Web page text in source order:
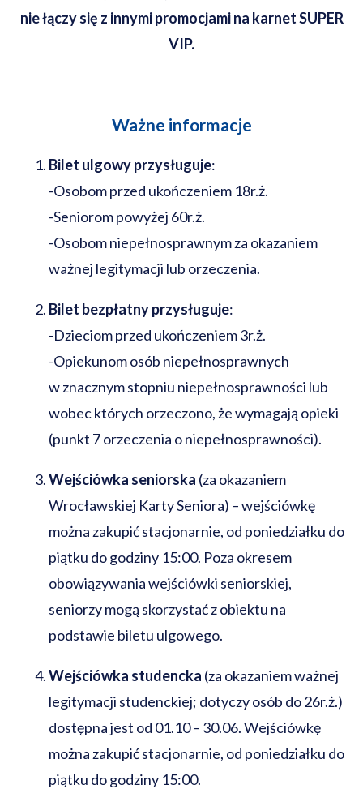
nie łączy się z innymi promocjami na karnet SUPER
VIP.
Ważne informacje
Bilet ulgowy przysługuje:
-Osobom przed ukończeniem 18r.ż.
-Seniorom powyżej 60r.ż.
-Osobom niepełnosprawnym za okazaniem
ważnej legitymacji lub orzeczenia.
Bilet bezpłatny przysługuje:
-Dzieciom przed ukończeniem 3r.ż.
-Opiekunom osób niepełnosprawnych
w znacznym stopniu niepełnosprawności lub
wobec których orzeczono, że wymagają opieki
(punkt 7 orzeczenia o niepełnosprawności).
Wejściówka seniorska (za okazaniem
Wrocławskiej Karty Seniora) – wejściówkę
można zakupić stacjonarnie, od poniedziałku do
piątku do godziny 15:00. Poza okresem
obowiązywania wejściówki seniorskiej,
seniorzy mogą skorzystać z obiektu na
podstawie biletu ulgowego.
Wejściówka studencka (za okazaniem ważnej
legitymacji studenckiej; dotyczy osób do 26r.ż.)
dostępna jest od 01.10 – 30.06.Wejściówkę
można zakupić stacjonarnie, od poniedziałku do
piątku do godziny 15:00.